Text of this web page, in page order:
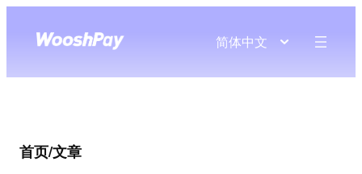
简体中文
首页/文章